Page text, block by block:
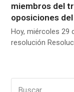
miembros del
oposiciones
Hoy, miércoles 29
resolución